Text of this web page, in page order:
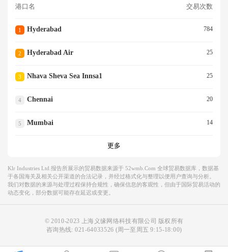
港口名 交易次数
1 Hyderabad 784
2 Hyderabad Air 25
3 Nhava Sheva Sea Innsa1 25
4 Chennai 20
5 Mumbai 14
更多
Klr Industries Ltd.报告所展示的贸易数据来源于 52wmb.com 全球贸易数据库，数据基
于各国海关及相关公开渠道的合法记录，并经过格式化与整理以便用户查询与分析。
我们对数据的来源与处理过程保持合规性，确保信息的客观性，但由于国际贸易活动的
动态变化，部分数据可能存在延迟或变更。
© 2010-2023 上海义缘网络科技有限公司 版权所有
咨询热线:021-64033526 (周一至周五 9:15-18:00)